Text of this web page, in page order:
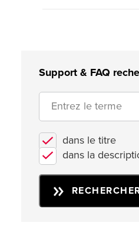
Support & FAQ
dans le titre
dans la